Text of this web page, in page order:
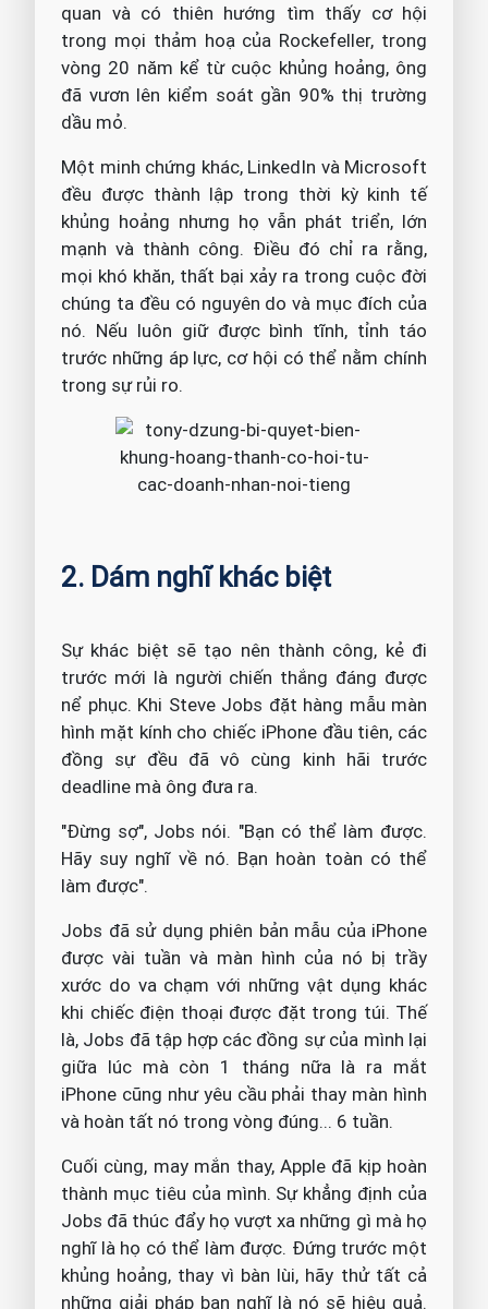
quan và có thiên hướng tìm thấy cơ hội
trong mọi thảm hoạ của Rockefeller, trong
vòng 20 năm kể từ cuộc khủng hoảng, ông
đã vươn lên kiểm soát gần 90% thị trường
dầu mỏ.
Một minh chứng khác, LinkedIn và Microsoft
đều được thành lập trong thời kỳ kinh tế
khủng hoảng nhưng họ vẫn phát triển, lớn
mạnh và thành công. Điều đó chỉ ra rằng,
mọi khó khăn, thất bại xảy ra trong cuộc đời
chúng ta đều có nguyên do và mục đích của
nó. Nếu luôn giữ được bình tĩnh, tỉnh táo
trước những áp lực, cơ hội có thể nằm chính
trong sự rủi ro.
2. Dám nghĩ khác biệt
Sự khác biệt sẽ tạo nên thành công, kẻ đi
trước mới là người chiến thắng đáng được
nể phục. Khi Steve Jobs đặt hàng mẫu màn
hình mặt kính cho chiếc iPhone đầu tiên, các
đồng sự đều đã vô cùng kinh hãi trước
deadline mà ông đưa ra.
"Đừng sợ", Jobs nói. "Bạn có thể làm được.
Hãy suy nghĩ về nó. Bạn hoàn toàn có thể
làm được".
Jobs đã sử dụng phiên bản mẫu của iPhone
được vài tuần và màn hình của nó bị trầy
xước do va chạm với những vật dụng khác
khi chiếc điện thoại được đặt trong túi. Thế
là, Jobs đã tập hợp các đồng sự của mình lại
giữa lúc mà còn 1 tháng nữa là ra mắt
iPhone cũng như yêu cầu phải thay màn hình
và hoàn tất nó trong vòng đúng... 6 tuần.
Cuối cùng, may mắn thay, Apple đã kịp hoàn
thành mục tiêu của mình. Sự khẳng định của
Jobs đã thúc đẩy họ vượt xa những gì mà họ
nghĩ là họ có thể làm được. Đứng trước một
khủng hoảng, thay vì bàn lùi, hãy thử tất cả
những giải pháp bạn nghĩ là nó sẽ hiệu quả.